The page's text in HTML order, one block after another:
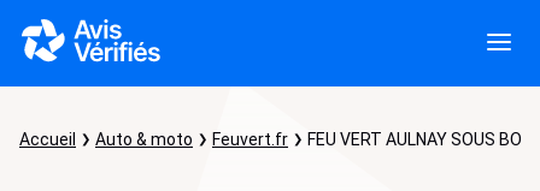
Accueil Auto & moto Feuvert.fr FEU VERT AULNAY SOUS BOIS